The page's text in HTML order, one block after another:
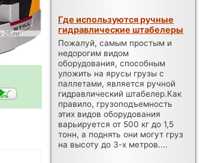
Где используются ручные
гидравлические штабелеры
Пожалуй, самым простым и
недорогим видом
оборудования, способным
уложить на ярусы грузы с
паллетами, является ручной
гидравлический штабелер.Как
правило, грузоподъемность
этих видов оборудования
варьируется от 500 кг до 1,5
тонн, а поднять они могут груз
на высоту до 3-х метров....